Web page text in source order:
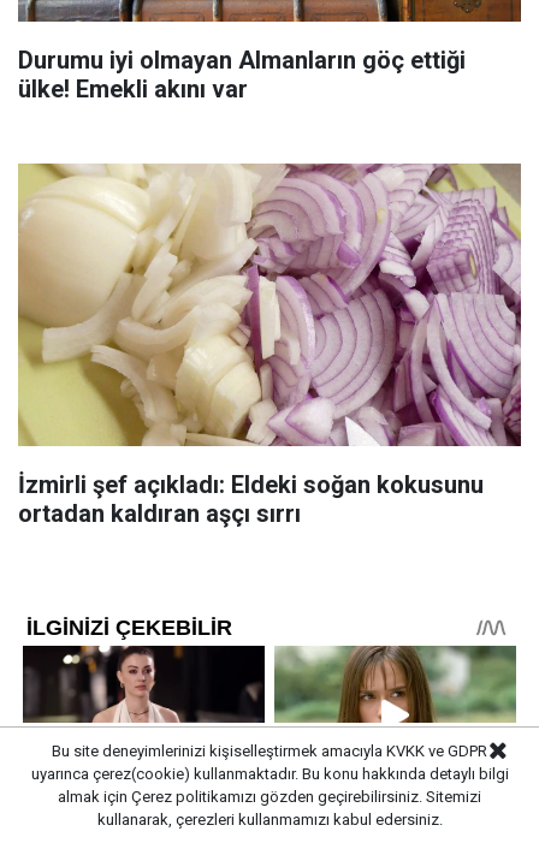
Durumu iyi olmayan Almanların göç ettiği
ülke! Emekli akını var
İzmirli şef açıkladı: Eldeki soğan kokusunu
ortadan kaldıran aşçı sırrı
Bu site deneyimlerinizi kişiselleştirmek amacıyla KVKK ve GDPR
uyarınca çerez(cookie) kullanmaktadır. Bu konu hakkında detaylı bilgi
almak için Çerez politikamızı gözden geçirebilirsiniz. Sitemizi
kullanarak, çerezleri kullanmamızı kabul edersiniz.